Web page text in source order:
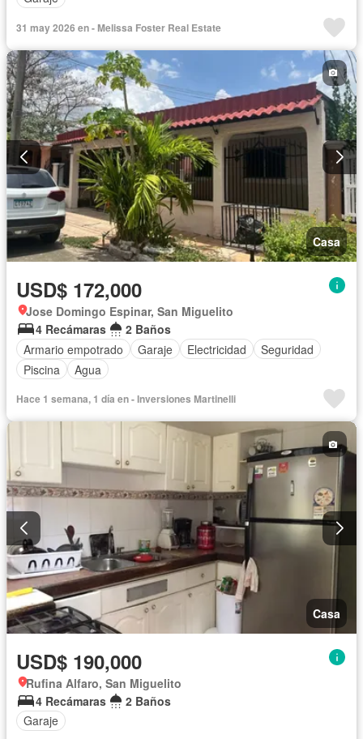
31 may 2026 en - Melissa Foster Real Estate
Casa
USD$ 172,000
Jose Domingo Espinar, San Miguelito
4 Recámaras
2 Baños
Armario empotrado
Garaje Electricidad
Seguridad
Piscina
Agua
Hace 1 semana, 1 día en - Inversiones Martinelli
Casa
USD$ 190,000
Rufina Alfaro, San Miguelito
4 Recámaras
2 Baños
Garaje